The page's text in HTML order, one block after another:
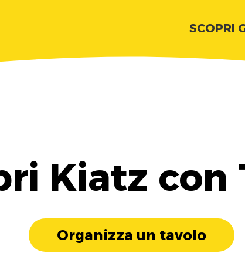
SCOPRI
Kiatz con
Organizza un tavolo